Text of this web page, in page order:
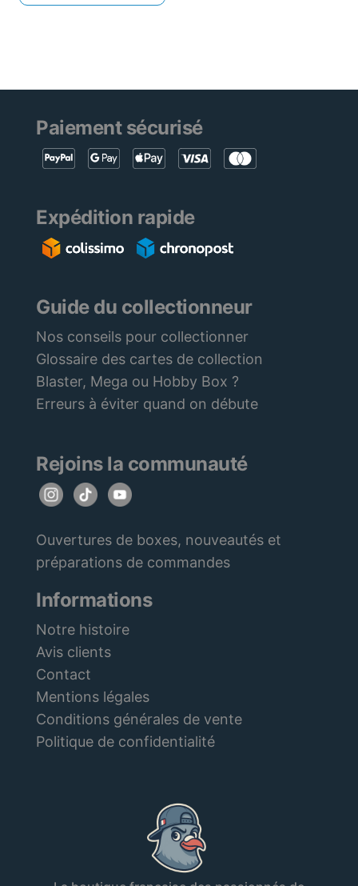
Paiement sécurisé
Expédition rapide
Guide du collectionneur
Nos conseils pour collectionner
Glossaire des cartes de collection
Blaster, Mega ou Hobby Box ?
Erreurs à éviter quand on débute
Rejoins la communauté
Ouvertures de boxes, nouveautés et
préparations de commandes
Informations
Notre histoire
Avis clients
Contact
Mentions légales
Conditions générales de vente
Politique de confidentialité